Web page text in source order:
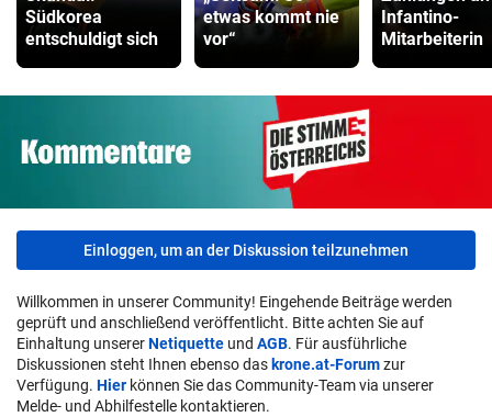
Südkorea
entschuldigt sich
etwas kommt nie
vor“
Infantino-
Mitarbeiterin
Einloggen, um an der Diskussion teilzunehmen
Willkommen in unserer Community! Eingehende Beiträge werden
geprüft und anschließend veröffentlicht. Bitte achten Sie auf
Einhaltung unsererNetiquette und AGB. Für ausführliche
Diskussionen steht Ihnen ebenso das krone.at-Forumzur
Verfügung. Hier können Sie das Community-Team via unserer
Melde- und Abhilfestelle kontaktieren.